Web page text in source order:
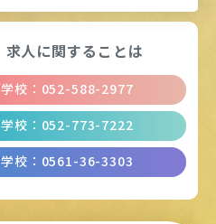
求人に関することは
校 ： 052-588-2977
校 ： 052-773-7222
校 ： 0561-36-3303